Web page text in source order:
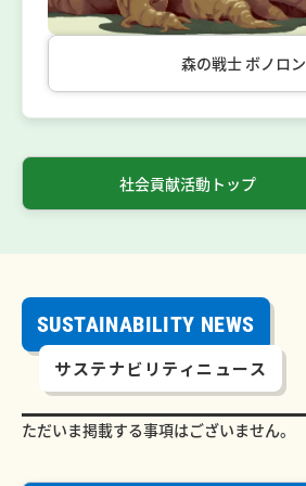
森の戦士 ボノロン
社会貢献活動トップ
サステナビリティニュース
SUSTAINABILITY NEWS
ただいま掲載する事項はございません。